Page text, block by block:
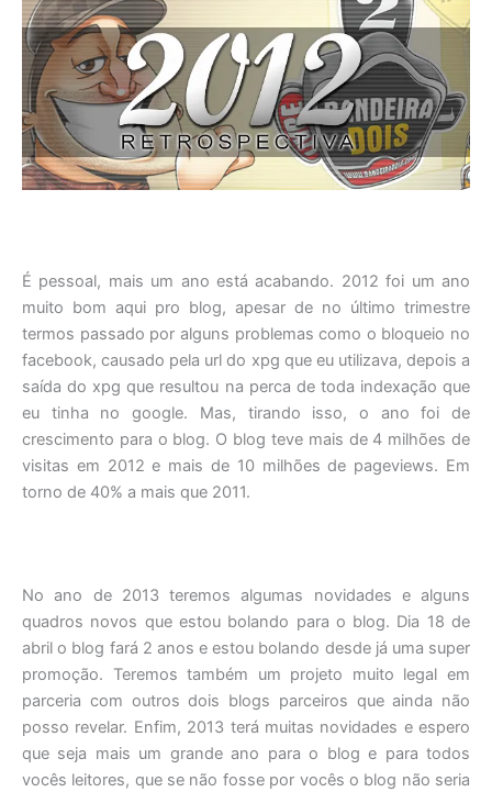
É pessoal, mais um ano está acabando. 2012 foi um ano
muito bom aqui pro blog, apesar de no último trimestre
termos passado por alguns problemas como o bloqueio no
facebook, causado pela url do xpg que eu utilizava, depois a
saída do xpg que resultou na perca de toda indexação que
eu tinha no google. Mas, tirando isso, o ano foi de
crescimento para o blog. O blog teve mais de 4 milhões de
visitas em 2012 e mais de 10 milhões de pageviews. Em
torno de 40% a mais que 2011.
No ano de 2013 teremos algumas novidades e alguns
quadros novos que estou bolando para o blog. Dia 18 de
abril o blog fará 2 anos e estou bolando desde já uma super
promoção. Teremos também um projeto muito legal em
parceria com outros dois blogs parceiros que ainda não
posso revelar. Enfim, 2013 terá muitas novidades e espero
que seja mais um grande ano para o blog e para todos
vocês leitores, que se não fosse por vocês o blog não seria